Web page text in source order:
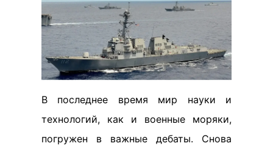
В последнее время мир науки и
технологий, как и военные моряки,
погружен в важные дебаты. Снова